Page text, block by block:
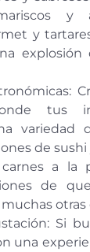
y
y
explosión
tus
variedad
de sushi
a la
de
otras
Si
una